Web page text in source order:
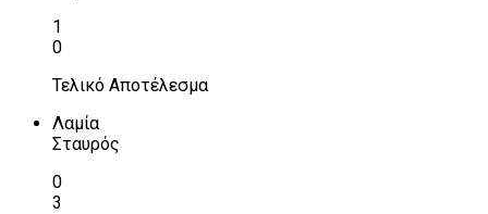
1
0
Τελικό Αποτέλεσμα
Λαμία
Σταυρός
0
3